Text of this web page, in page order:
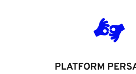
PLATFORM